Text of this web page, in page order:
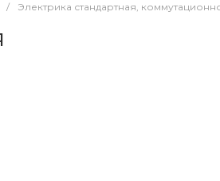
/ Электрика стандартная,